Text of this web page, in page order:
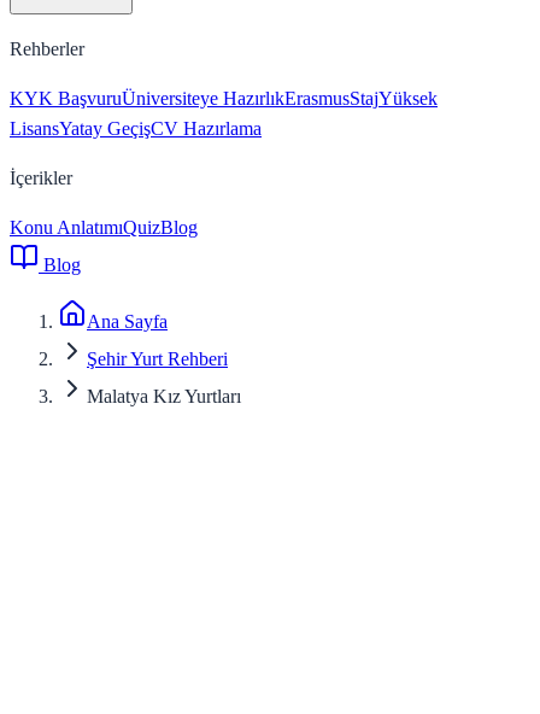
Rehberler
KYK BaşvuruÜniversiteye HazırlıkErasmusStajYüksek
LisansYatay GeçişCV Hazırlama
İçerikler
Konu AnlatımıQuizBlog
Blog
Ana Sayfa
Şehir Yurt Rehberi
Malatya Kız Yurtları